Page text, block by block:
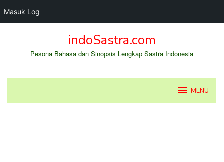
Masuk Log
indoSastra.com
Pesona Bahasa dan Sinopsis Lengkap Sastra Indonesia
MENU